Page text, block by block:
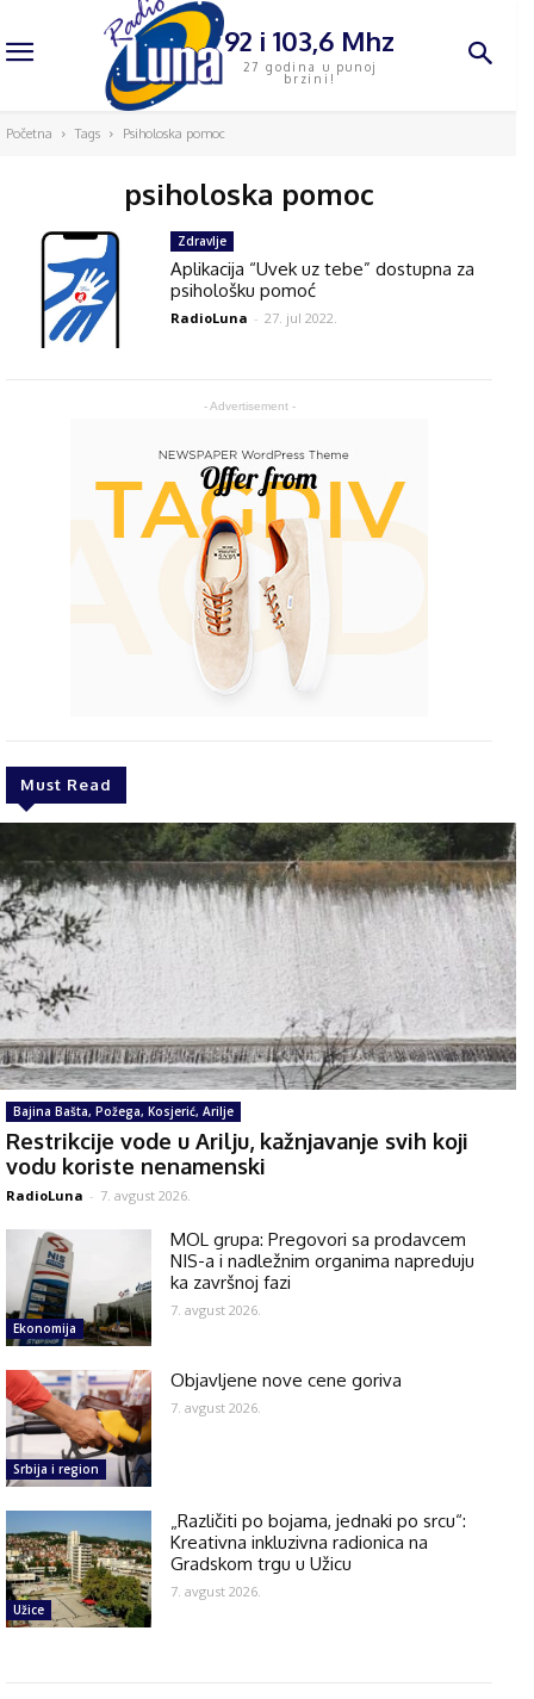
92 i 103,6 Mhz
27 godina u punoj
brzini!
Početna Tags Psiholoska pomoc
psiholoska pomoc
- Advertisement -
Must Read
Bajina Bašta, Požega, Kosjerić, Arilje
Restrikcije vode u Arilju, kažnjavanje svih koji
vodu koriste nenamenski
RadioLuna - 7. avgust 2026.
Ekonomija
MOL grupa: Pregovori sa prodavcem
NIS-a i nadležnim organima napreduju
ka završnoj fazi
7. avgust 2026.
Srbija i region
Objavljene nove cene goriva
7. avgust 2026.
Užice
„Različiti po bojama, jednaki po srcu“:
Kreativna inkluzivna radionica na
Gradskom trgu u Užicu
7. avgust 2026.
Zdravlje
Aplikacija “Uvek uz tebe” dostupna za
psihološku pomoć
RadioLuna - 27. jul 2022.